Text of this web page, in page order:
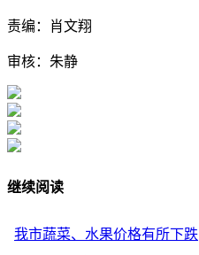
责编：肖文翔
审核：朱静
继续阅读
我市蔬菜、水果价格有所下跌